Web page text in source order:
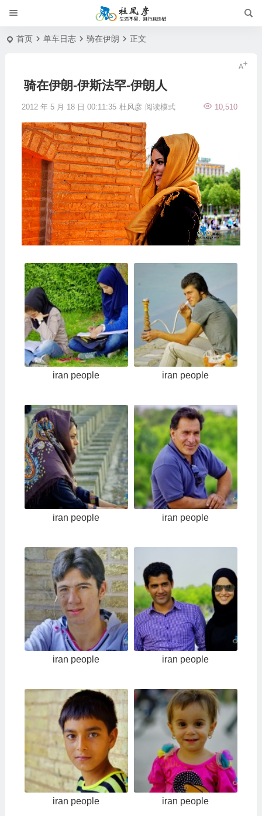
首页 单车日志 骑在伊朗 正文
骑在伊朗-伊斯法罕-伊朗人
2012 年 5 月 18 日 00:11:35 杜风彦 10,510
阅读模式
iran people iran people
iran people iran people
iran people iran people
iran people iran people